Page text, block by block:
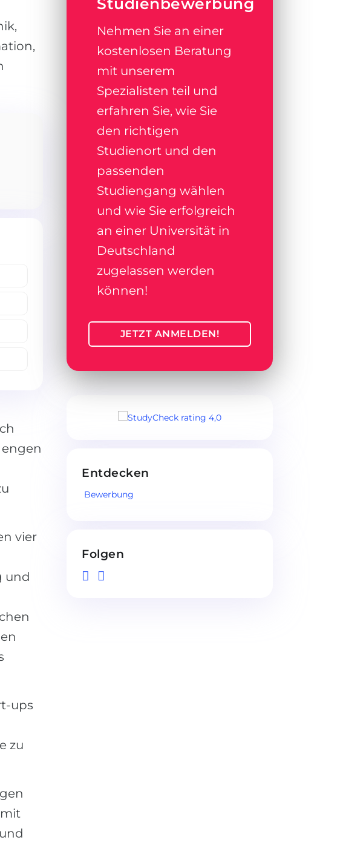
vier
und
ups
zu
Studienbewerbung
Nehmen Sie an einer
kostenlosen Beratung
mit unserem
Spezialisten teil und
erfahren Sie, wie Sie
den richtigen
Studienort und den
passenden
Studiengang wählen
und wie Sie erfolgreich
an einer Universität in
Deutschland
zugelassen werden
können!
JETZT ANMELDEN!
Entdecken
Bewerbung
Folgen